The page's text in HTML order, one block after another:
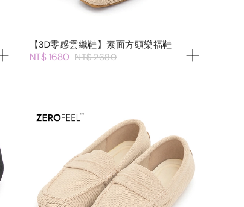
【3D零感雲織鞋】素面方頭樂福鞋
NT$ 1680 NT$ 2680